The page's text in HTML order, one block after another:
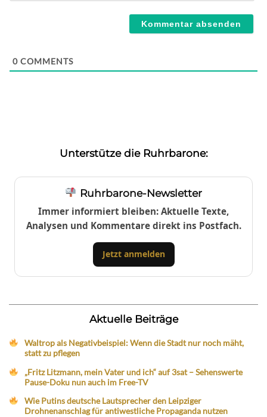
0 COMMENTS
Unterstütze die Ruhrbarone:
Ruhrbarone-Newsletter
Immer informiert bleiben: Aktuelle Texte,
Analysen und Kommentare direkt ins Postfach.
Jetzt anmelden
Aktuelle Beiträge
Waltrop als Negativbeispiel: Wenn die Stadt nur noch mäht,
statt zu pflegen
„Fritz Litzmann, mein Vater und ich“ auf 3sat – Sehenswerte
Pause-Doku nun auch im Free-TV
Wie Putins deutsche Lautsprecher den Leipziger
Drohnenanschlag für antiwestliche Propaganda nutzen